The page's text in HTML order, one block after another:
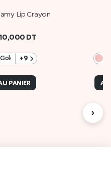
Lip Crayon
DT
+9
PANIER
›